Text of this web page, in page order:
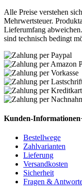
Alle Preise verstehen
Mehrwertsteuer.
Lieferumfang
sind technisch bedingt
Kunden-Informationen
Bestellwege
Zahlvarianten
Lieferung
Versandkosten
Sicherheit
Fragen &